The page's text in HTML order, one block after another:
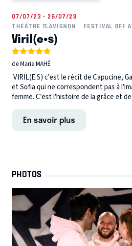
07/07/23 - 26/07/23
THÉÂTRE 11.AVIGNON
FESTIVAL OFF
Viril(e•s)
de Marie MAHÉ
VIRIL(E.S) c’est le récit de Capucine,
et Sofia qui ne correspondent pas à
femme. C’est l’histoire de la grâce et
En savoir plus
PHOTOS